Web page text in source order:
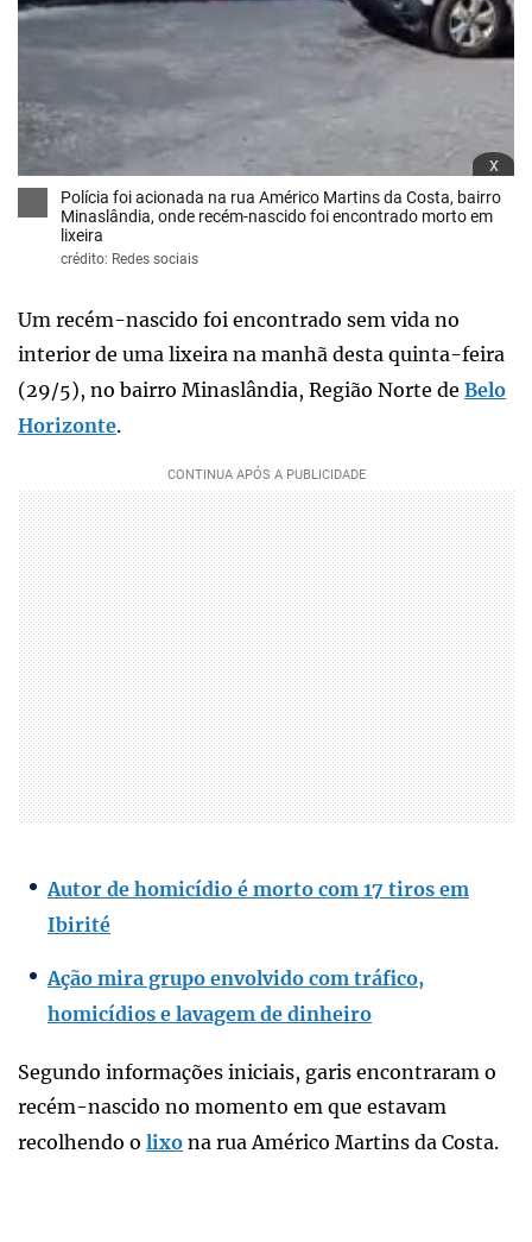
x
Polícia foi acionada na rua Américo Martins da Costa, bairro
Minaslândia, onde recém-nascido foi encontrado morto em
lixeira
crédito: Redes sociais
Um recém-nascido foi encontrado sem vida no
interior de uma lixeira na manhã desta quinta-feira
(29/5), no bairro Minaslândia, Região Norte de Belo
Horizonte.
Autor de homicídio é morto com 17 tiros em
Ibirité
Ação mira grupo envolvido com tráfico,
homicídios e lavagem de dinheiro
Segundo informações iniciais, garis encontraram o
recém-nascido no momento em que estavam
recolhendo o lixo na rua Américo Martins da Costa.